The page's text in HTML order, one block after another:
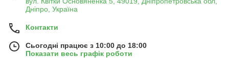
Дніпро, Україна
Контакти
Сьогодні працює з 10:00 до 18:00
Показати весь графік роботи